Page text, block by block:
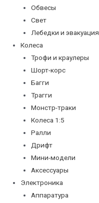
Обвесы
Свет
Лебедки и эвакуация
Колеса
Трофи и краулеры
Шорт-корс
Багги
Трагги
Монстр-траки
Колеса 1:5
Ралли
Дрифт
Мини-модели
Аксессуары
Электроника
Аппаратура